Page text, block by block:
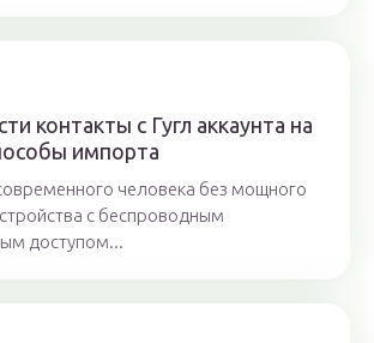
контакты с Гугл аккаунта на
импорта
человека без мощного
с беспроводным
доступом...